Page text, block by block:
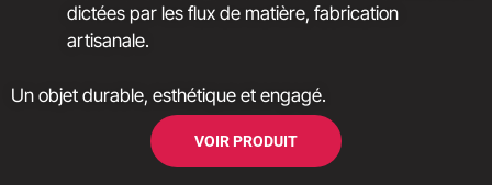
dictées par les flux de matière, fabrication
artisanale.
Un objet durable, esthétique et engagé.
VOIR PRODUIT